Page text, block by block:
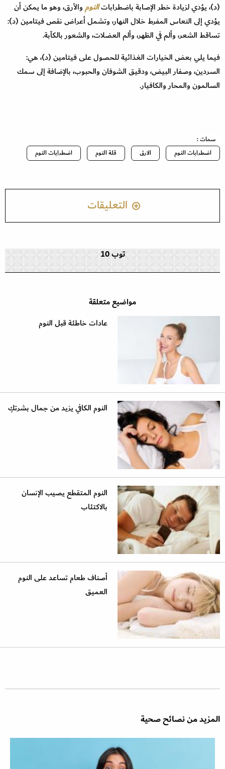
(د)، يؤدي لزيادة خطر الإصابة باضطراباتالنوموالأرق، وهو ما يمكن أن
يؤدي إلى النعاس المفرط خلال النهار، وتشمل أعراض نقص فيتامين (د):
تساقط الشعر، وألم في الظهر، وألم العضلات، والشعور بالكآبة.
فيما يلي بعض الخيارات الغذائية للحصول على فيتامين (د)، هي:
السردين، وصفار البيض، ودقيق الشوفان والحبوب، بالإضافة إلى سمك
السالمون والمحار والكافيار.
سمات :
اضطرابات النوم
الارق قلة النوم اضطرابات النوم
التعليقات
توب 10
مواضيع متعلقة
عادات خاطئة قبل النوم
النوم الكافي يزيد من جمال بشرتكِ
النوم المتقطع يصيب الإنسان
بالاكتئاب
أصناف طعام تساعد على النوم
العميق
المزيد من نصائح صحية